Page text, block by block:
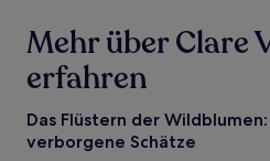
Mehr über Clare
erfahren
Das Flüstern der
verborgene Schätze